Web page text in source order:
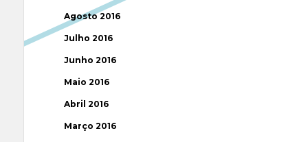
Agosto 2016
Julho 2016
Junho 2016
Maio 2016
Abril 2016
Março 2016